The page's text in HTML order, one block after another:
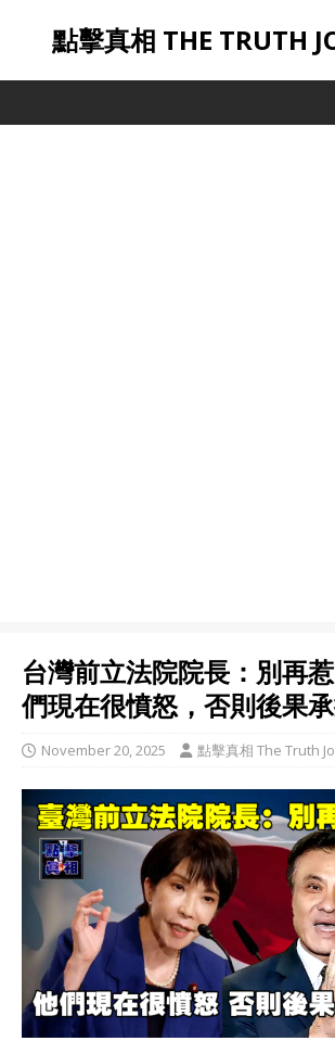
點擊真相 THE TRUTH
台灣前立法院院長：別再
們現在很憤怒，否則後果
November 20, 2025 點擊真相 The Truth